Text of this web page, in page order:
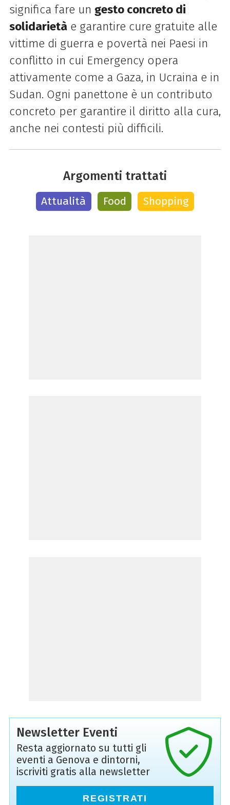
significa fare un gesto concreto di
solidarietàe garantire cure gratuite alle
vittime di guerra e povertà nei Paesi in
conflitto in cui Emergency opera
attivamente come a Gaza, in Ucraina e in
Sudan. Ogni panettone è un contributo
concreto per garantire il diritto alla cura,
anche nei contesti più difficili.
Argomenti trattati
Attualità Food Shopping
Newsletter Eventi
Resta aggiornato su tutti gli
eventi a Genova e dintorni,
iscriviti gratis alla newsletter
REGISTRATI